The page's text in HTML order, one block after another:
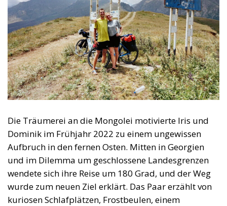
Die Träumerei an die Mongolei motivierte Iris und
Dominik im Frühjahr 2022 zu einem ungewissen
Aufbruch in den fernen Osten. Mitten in Georgien
und im Dilemma um geschlossene Landesgrenzen
wendete sich ihre Reise um 180 Grad, und der Weg
wurde zum neuen Ziel erklärt. Das Paar erzählt von
kuriosen Schlafplätzen, Frostbeulen, einem